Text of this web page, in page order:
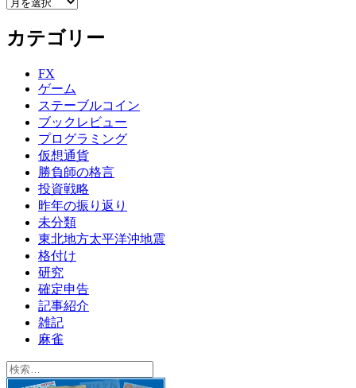
カ
イ
カテゴリー
FX
ゲーム
ステーブルコイン
ブックレビュー
プログラミング
仮想通貨
勝負師の格言
投資戦略
昨年の振り返り
未分類
東北地方太平洋沖地震
格付け
研究
確定申告
記事紹介
雑記
麻雀
検